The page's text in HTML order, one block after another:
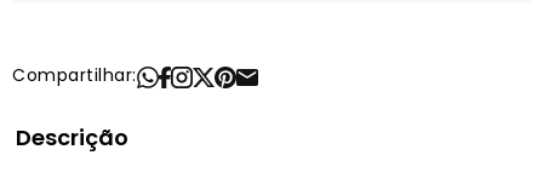
Compartilhar:
Descrição